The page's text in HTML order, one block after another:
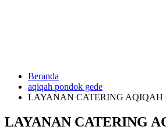
Beranda
aqiqah pondok gede
LAYANAN CATERING
LAYANAN CATERING